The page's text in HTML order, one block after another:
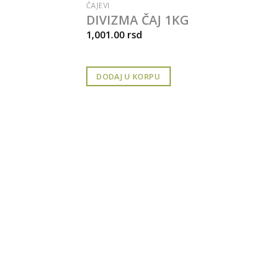
ČAJEVI
DIVIZMA ČAJ 1KG
1,001.00 rsd
DODAJ U KORPU